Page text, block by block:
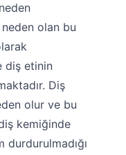
olan bu
diş etinin
Diş
olur ve bu
kemiğinde
durdurulmadığı